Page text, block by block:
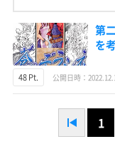
第
を
48 Pt. 公開日時：
1